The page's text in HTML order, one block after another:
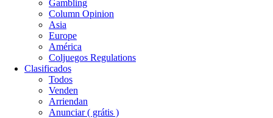
Gambling
Column Opinion
Asia
Europe
América
Coljuegos Regulations
Clasificados
Todos
Venden
Arriendan
Anunciar ( grátis )